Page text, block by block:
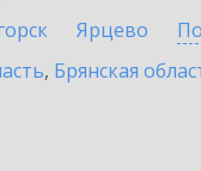
Ярцево
, Брянская